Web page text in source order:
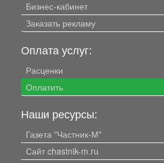
Бизнес-кабинет
Заказать рекламу
Оплата услуг:
Расценки
Оплатить
Наши ресурсы:
Газета "Частник-М"
Сайт chastnik-m.ru